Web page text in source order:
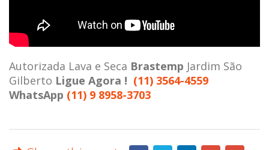
Autorizada Lava e Seca Brastemp Jardim São
Gilberto Ligue Agora ! (11) 3564-4559
WhatsApp (11) 9 8958-3703